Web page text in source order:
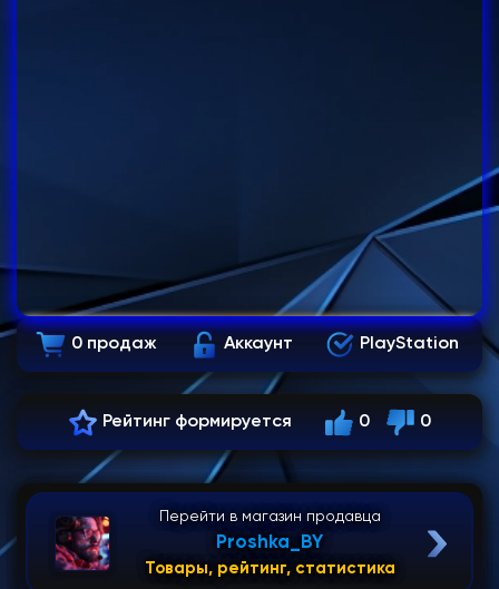
0 продаж Аккаунт PlayStation
Рейтинг формируется 0 0
Перейти в магазин продавца
Proshka_BY
Товары, рейтинг, статистика